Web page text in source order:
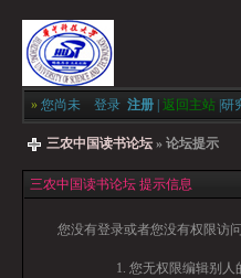
» 您尚未 登录 注册 返回主站 研
三农中国读书论坛 » 论坛提示
三农中国读书论坛 提示信息
您没有登录或者您没有权限访
您无权限编辑别人